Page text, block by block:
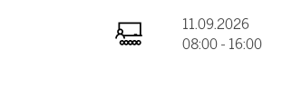
11.09.2026
08:00 - 16:00